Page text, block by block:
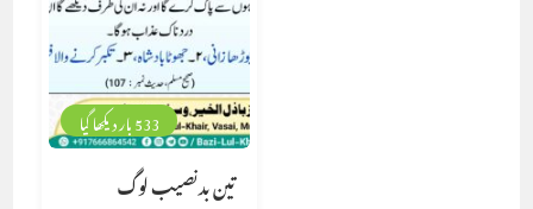
533 بار دیکھا گیا
تین بدنصیب لوگ